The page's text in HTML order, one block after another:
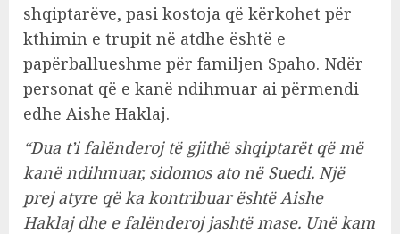
shqiptarëve, pasi kostoja që kërkohet për
kthimin e trupit në atdhe është e
papërballueshme për familjen Spaho. Ndër
personat që e kanë ndihmuar ai përmendi
edhe Aishe Haklaj.
“Dua t’i falënderoj të gjithë shqiptarët që më
kanë ndihmuar, sidomos ato në Suedi. Një
prej atyre që ka kontribuar është Aishe
Haklaj dhe e falënderoj jashtë mase. Unë kam